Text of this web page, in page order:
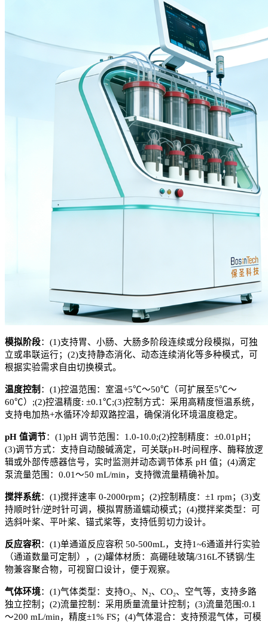
模拟阶段： (1)支持胃、小肠、大肠多阶段连续或分段模拟， 可独
立或串联运行； (2)支持静态消化、动态连续消化等多种模式， 可
根据实验需求自由切换模式。
温度控制 ： (1)控温范围 ： 室温+5℃～50℃ （可扩展至5℃～
60℃） ;(2)控温精度: ±0.1℃;(3)控制方式： 采用高精度恒温系统，
支持电加热+水循环冷却双路控温， 确保消化环境温度稳定。
pH 值调节： (1)pH 调节范围 ： 1.0-10.0;(2)控制精度： ±0.01pH；
(3)调节方式： 支持自动酸碱滴定， 可关联pH-时间程序、酶释放逻
辑或外部传感器信号， 实时监测并动态调节体系 pH 值； (4)滴定
泵流量范围： 0.01～50 mL/min，支持微流量精确补加。
搅拌系统： (1)搅拌速率 0-2000rpm； (2)控制精度： ±1 rpm； (3)支
持顺时针/逆时针可调 ，模拟胃肠道蠕动模式； (4)搅拌桨类型：可
选斜叶桨、平叶桨、锚式桨等，支持低剪切力设计。
反应容积： (1)单通道反应容积 50-500mL，支持1~6通道并行实验
（通道数量可定制）， (2)罐体材质： 高硼硅玻璃/316L不锈钢/生
物兼容聚合物，可视窗口设计，便于观察。
气体环境： (1)气体类型： 支持O₂、 N₂、 CO₂、空气等， 支持多路
独立控制 ； (2)流量控制：采用质量流量计控制； (3)流量范围 :0.1
～200 mL/min，精度±1% FS； (4)气体混合： 支持预混气体，可模